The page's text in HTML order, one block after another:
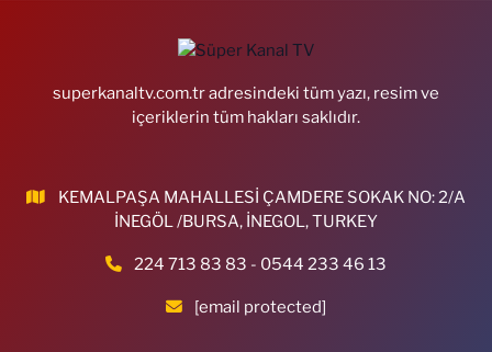
superkanaltv.com.tr adresindeki tüm yazı, resim ve
içeriklerin tüm hakları saklıdır.
KEMALPAŞA MAHALLESİ ÇAMDERE SOKAK NO: 2/A
İNEGÖL /BURSA, İNEGOL, TURKEY
224 713 83 83 - 0544 233 46 13
[email protected]